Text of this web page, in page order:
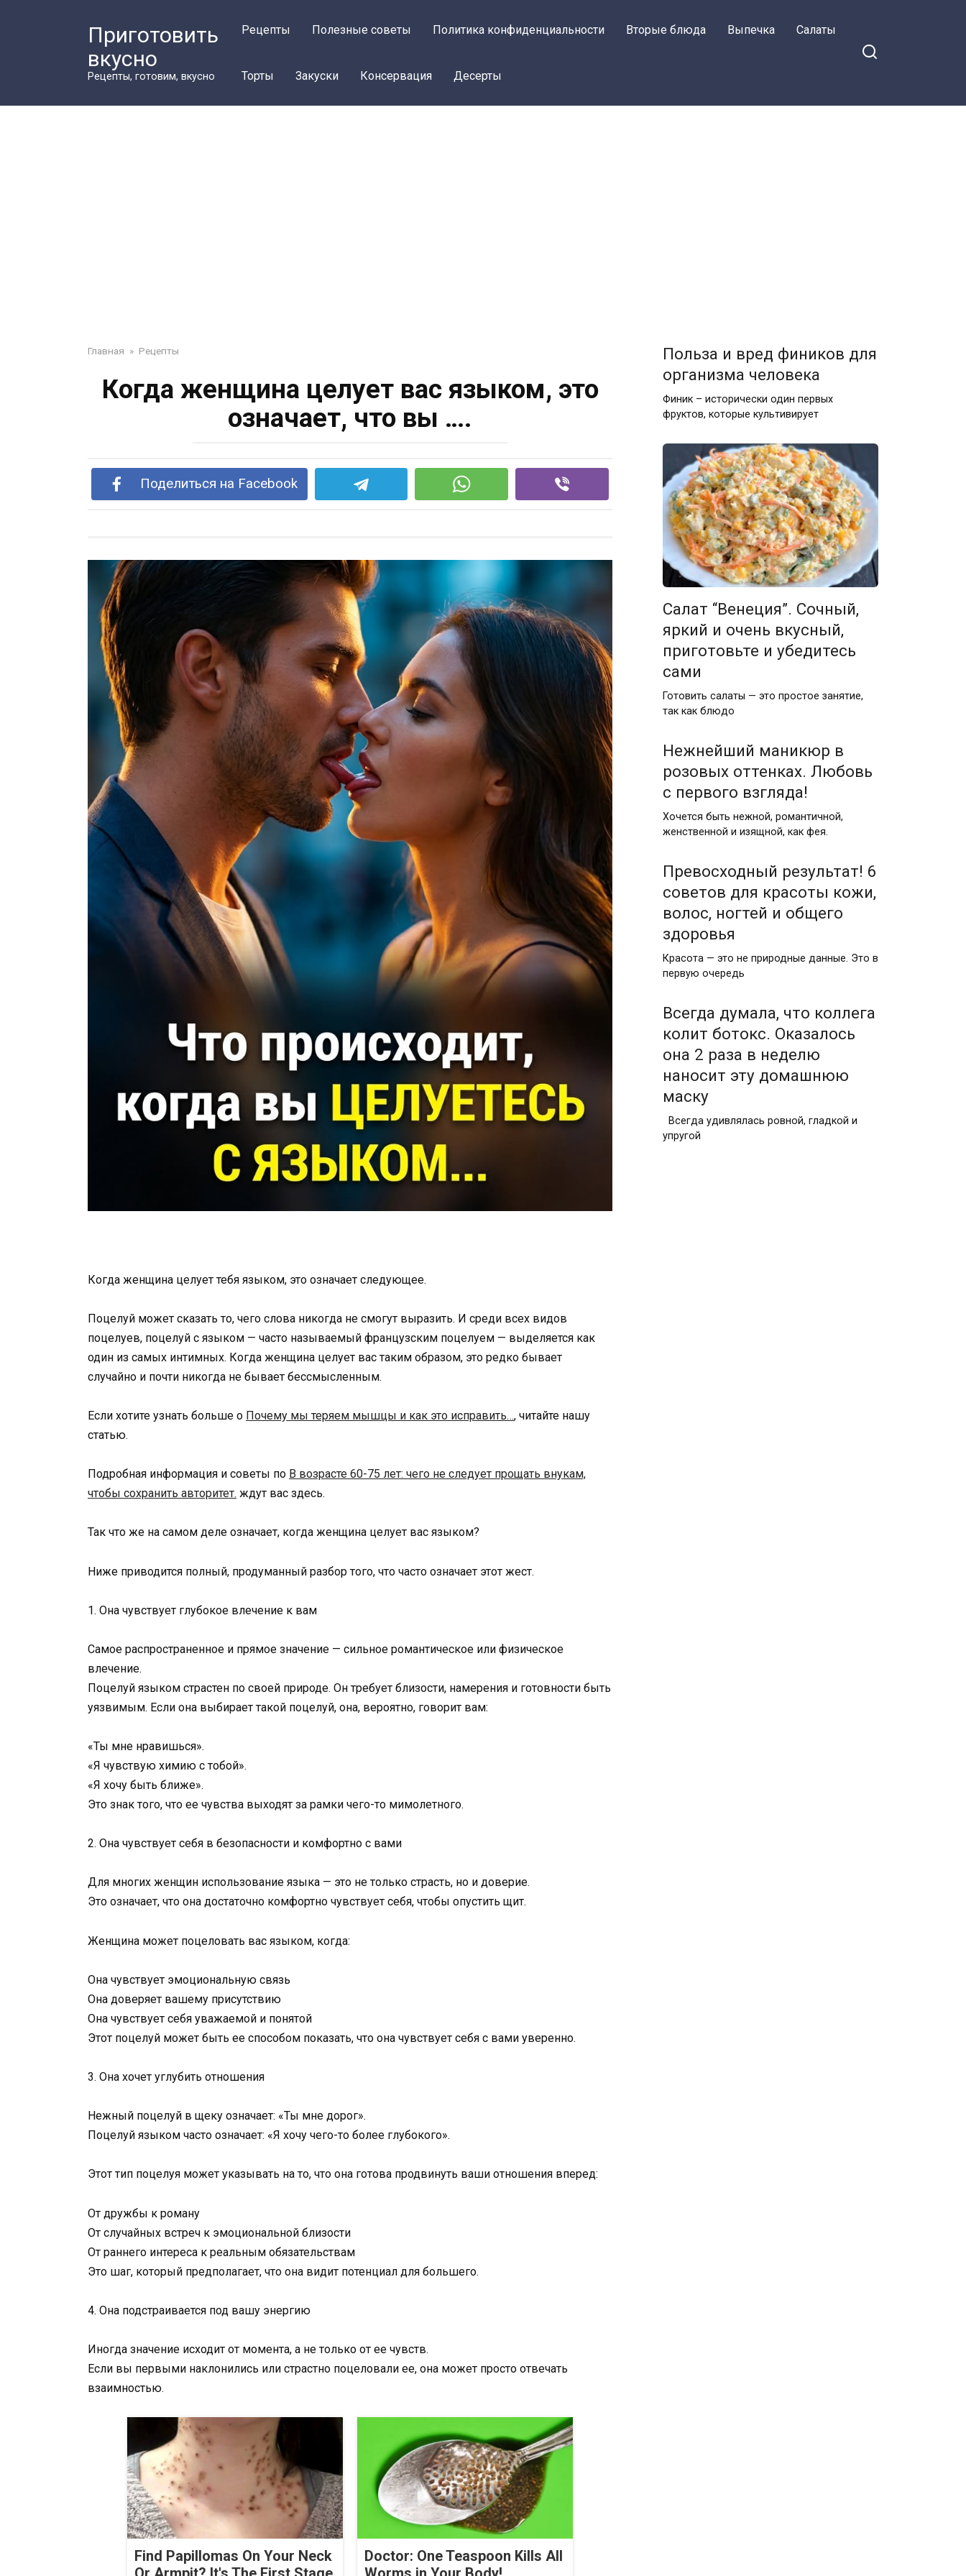
Приготовить
вкусно
Рецепты, готовим, вкусно
Рецепты Полезные советы Политика конфиденциальности Вторые блюда Выпечка Салаты
Торты Закуски Консервация Десерты
Главная » Рецепты
Когда женщина целует вас языком, это
означает, что вы ….
Поделиться на Facebook
Когда женщина целует тебя языком, это означает следующее.
Поцелуй может сказать то, чего слова никогда не смогут выразить. И среди всех видов
поцелуев, поцелуй с языком — часто называемый французским поцелуем — выделяется как
один из самых интимных. Когда женщина целует вас таким образом, это редко бывает
случайно и почти никогда не бывает бессмысленным.
Если хотите узнать больше о Почему мы теряем мышцы и как это исправить…, читайте нашу
статью.
Подробная информация и советы по В возрасте 60-75 лет: чего не следует прощать внукам,
чтобы сохранить авторитет. ждут вас здесь.
Так что же на самом деле означает, когда женщина целует вас языком?
Ниже приводится полный, продуманный разбор того, что часто означает этот жест.
1. Она чувствует глубокое влечение к вам
Самое распространенное и прямое значение — сильное романтическое или физическое
влечение.
Поцелуй языком страстен по своей природе. Он требует близости, намерения и готовности быть
уязвимым. Если она выбирает такой поцелуй, она, вероятно, говорит вам:
«Ты мне нравишься».
«Я чувствую химию с тобой».
«Я хочу быть ближе».
Это знак того, что ее чувства выходят за рамки чего-то мимолетного.
2. Она чувствует себя в безопасности и комфортно с вами
Для многих женщин использование языка — это не только страсть, но и доверие.
Это означает, что она достаточно комфортно чувствует себя, чтобы опустить щит.
Женщина может поцеловать вас языком, когда:
Она чувствует эмоциональную связь
Она доверяет вашему присутствию
Она чувствует себя уважаемой и понятой
Этот поцелуй может быть ее способом показать, что она чувствует себя с вами уверенно.
3. Она хочет углубить отношения
Нежный поцелуй в щеку означает: «Ты мне дорог».
Поцелуй языком часто означает: «Я хочу чего-то более глубокого».
Этот тип поцелуя может указывать на то, что она готова продвинуть ваши отношения вперед:
От дружбы к роману
От случайных встреч к эмоциональной близости
От раннего интереса к реальным обязательствам
Это шаг, который предполагает, что она видит потенциал для большего.
4. Она подстраивается под вашу энергию
Иногда значение исходит от момента, а не только от ее чувств.
Если вы первыми наклонились или страстно поцеловали ее, она может просто отвечать
взаимностью.
Find Papillomas On Your Neck
Doctor: One Teaspoon Kills All
Польза и вред фиников для
организма человека
Финик – исторически один первых
фруктов, которые культивирует
Салат “Венеция”. Сочный,
яркий и очень вкусный,
приготовьте и убедитесь
сами
Готовить салаты — это простое занятие,
так как блюдо
Нежнейший маникюр в
розовых оттенках. Любовь
с первого взгляда!
Хочется быть нежной, романтичной,
женственной и изящной, как фея.
Превосходный результат! 6
советов для красоты кожи,
волос, ногтей и общего
здоровья
Красота — это не природные данные. Это в
первую очередь
Всегда думала, что коллега
колит ботокс. Оказалось
она 2 раза в неделю
наносит эту домашнюю
маску
Всегда удивлялась ровной, гладкой и
упругой